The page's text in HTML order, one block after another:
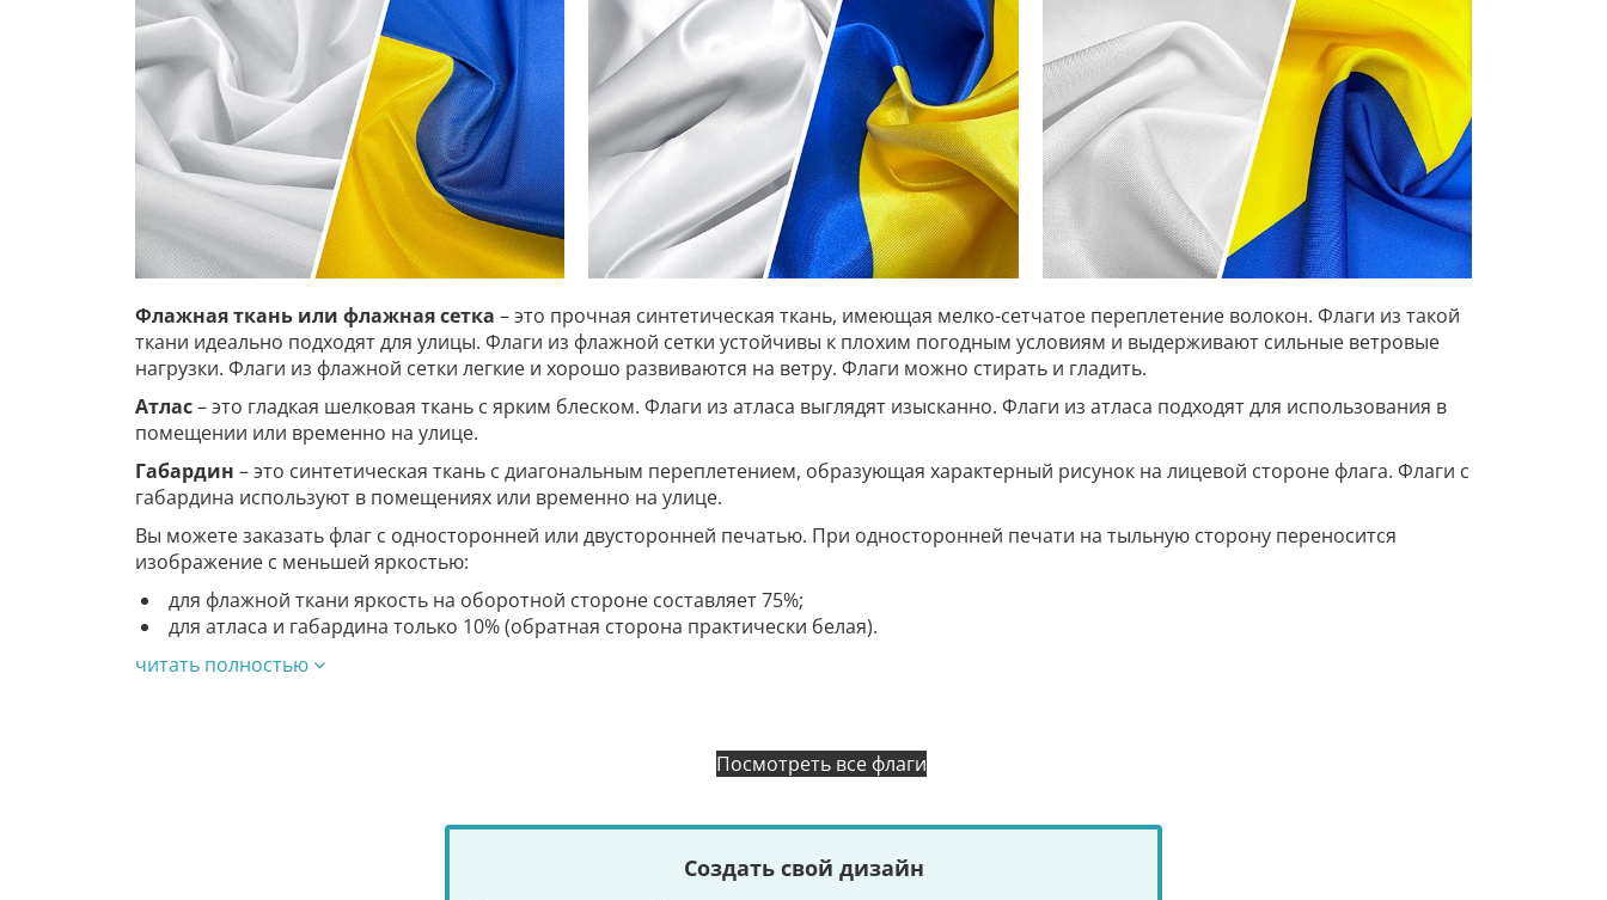
Флажная ткань или флажная сетка – это прочная синтетическая ткань, имеющая мелко-сетчатое переплетение волокон. Флаги из такой
ткани идеально подходят для улицы. Флаги из флажной сетки устойчивы к плохим погодным условиям и выдерживают сильные ветровые
нагрузки. Флаги из флажной сетки легкие и хорошо развиваются на ветру. Флаги можно стирать и гладить.
Атлас– это гладкая шелковая ткань с ярким блеском. Флаги из атласа выглядят изысканно. Флаги из атласа подходят для использования в
помещении или временно на улице.
Габардин – это синтетическая ткань с диагональным переплетением, образующая характерный рисунок на лицевой стороне флага. Флаги с
габардина используют в помещениях или временно на улице.
Вы можете заказать флаг с односторонней или двусторонней печатью. При односторонней печати на тыльную сторону переносится
изображение с меньшей яркостью:
для флажной ткани яркость на оборотной стороне составляет 75%;
для атласа и габардина только 10% (обратная сторона практически белая).
читать полностью
Посмотреть все флаги
Создать свой дизайн